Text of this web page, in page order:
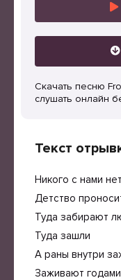
Скачать песню
слушать онлайн
Текст
Никого с нами нет
Детство
Туда забирают
Туда зашли
А раны внутри
Заживают годами